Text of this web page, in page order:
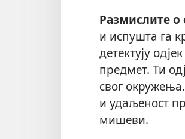
Размислите о
и испушта га
детектују
предмет. Ти
свог
и удаљеност
мишеви.